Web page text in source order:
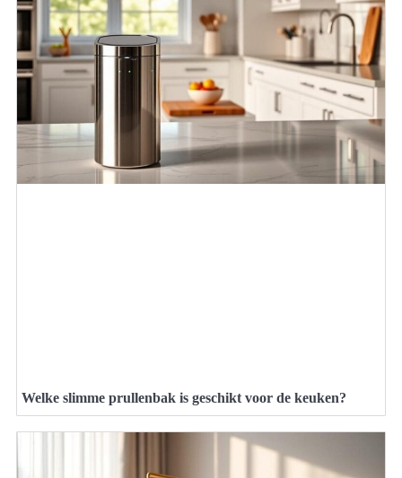
Welke slimme prullenbak is geschikt voor de keuken?